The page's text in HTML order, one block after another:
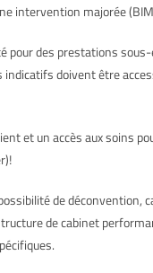
intervention majorée
pour des prestations
doivent être
et un accès aux soins
de
de cabinet